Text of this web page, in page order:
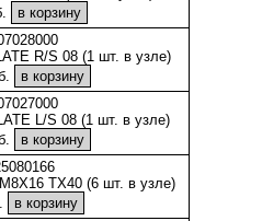
R/S 08 (1 шт. в узле)
L/S 08 (1 шт. в узле)
TX40 (6 шт. в узле)